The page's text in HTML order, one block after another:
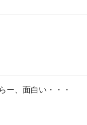
ー、面白い・・・